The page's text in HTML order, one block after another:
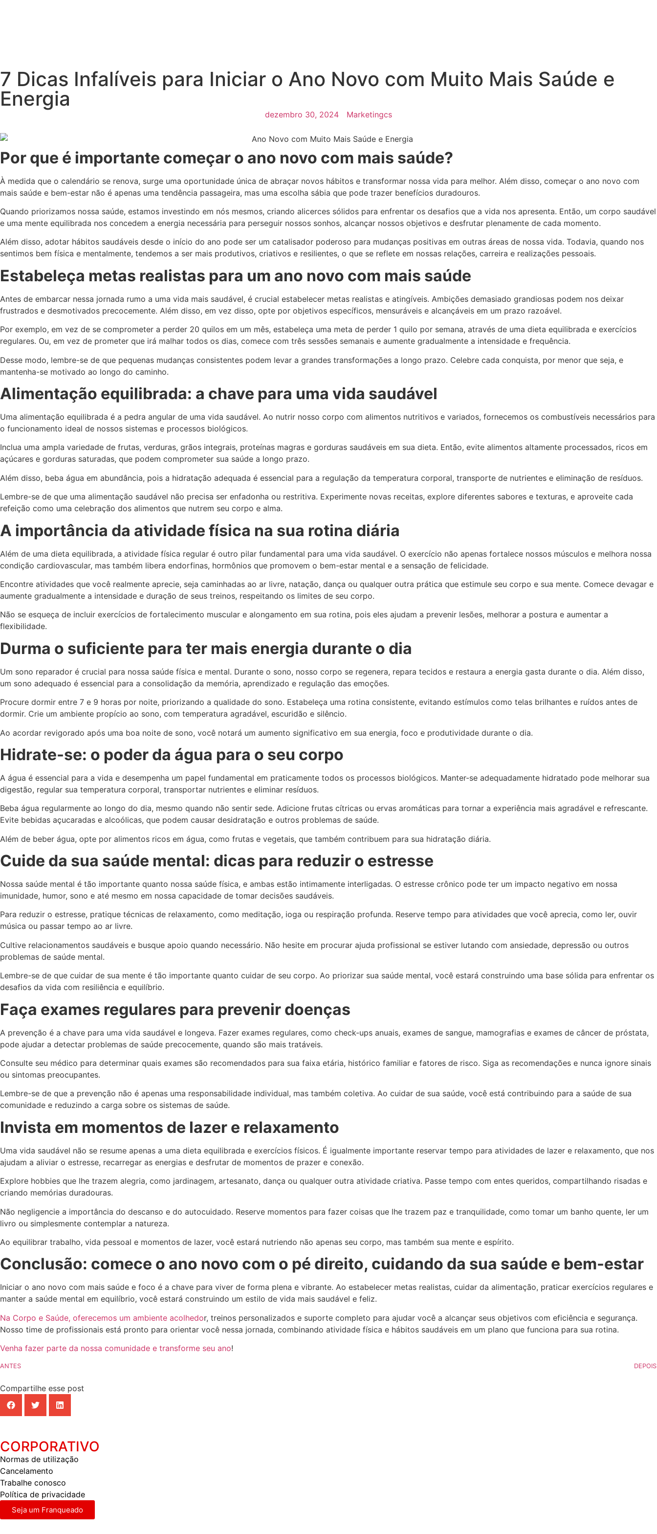
7 Dicas Infalíveis para Iniciar o Ano Novo com Muito Mais Saúde e
Energia
dezembro 30, 2024 Marketingcs
Por que é importante começar o ano novo com mais saúde?
À medida que o calendário se renova, surge uma oportunidade única de abraçar novos hábitos e transformar nossa vida para melhor. Além disso, começar o ano novo com
mais saúde e bem-estar não é apenas uma tendência passageira, mas uma escolha sábia que pode trazer benefícios duradouros.
Quando priorizamos nossa saúde, estamos investindo em nós mesmos, criando alicerces sólidos para enfrentar os desafios que a vida nos apresenta. Então, um corpo saudável
e uma mente equilibrada nos concedem a energia necessária para perseguir nossos sonhos, alcançar nossos objetivos e desfrutar plenamente de cada momento.
Além disso, adotar hábitos saudáveis desde o início do ano pode ser um catalisador poderoso para mudanças positivas em outras áreas de nossa vida. Todavia, quando nos
sentimos bem física e mentalmente, tendemos a ser mais produtivos, criativos e resilientes, o que se reflete em nossas relações, carreira e realizações pessoais.
Estabeleça metas realistas para um ano novo com mais saúde
Antes de embarcar nessa jornada rumo a uma vida mais saudável, é crucial estabelecer metas realistas e atingíveis. Ambições demasiado grandiosas podem nos deixar
frustrados e desmotivados precocemente. Além disso, em vez disso, opte por objetivos específicos, mensuráveis e alcançáveis em um prazo razoável.
Por exemplo, em vez de se comprometer a perder 20 quilos em um mês, estabeleça uma meta de perder 1 quilo por semana, através de uma dieta equilibrada e exercícios
regulares. Ou, em vez de prometer que irá malhar todos os dias, comece com três sessões semanais e aumente gradualmente a intensidade e frequência.
Desse modo, lembre-se de que pequenas mudanças consistentes podem levar a grandes transformações a longo prazo. Celebre cada conquista, por menor que seja, e
mantenha-se motivado ao longo do caminho.
Alimentação equilibrada: a chave para uma vida saudável
Uma alimentação equilibrada é a pedra angular de uma vida saudável. Ao nutrir nosso corpo com alimentos nutritivos e variados, fornecemos os combustíveis necessários para
o funcionamento ideal de nossos sistemas e processos biológicos.
Inclua uma ampla variedade de frutas, verduras, grãos integrais, proteínas magras e gorduras saudáveis em sua dieta. Então, evite alimentos altamente processados, ricos em
açúcares e gorduras saturadas, que podem comprometer sua saúde a longo prazo.
Além disso, beba água em abundância, pois a hidratação adequada é essencial para a regulação da temperatura corporal, transporte de nutrientes e eliminação de resíduos.
Lembre-se de que uma alimentação saudável não precisa ser enfadonha ou restritiva. Experimente novas receitas, explore diferentes sabores e texturas, e aproveite cada
refeição como uma celebração dos alimentos que nutrem seu corpo e alma.
A importância da atividade física na sua rotina diária
Além de uma dieta equilibrada, a atividade física regular é outro pilar fundamental para uma vida saudável. O exercício não apenas fortalece nossos músculos e melhora nossa
condição cardiovascular, mas também libera endorfinas, hormônios que promovem o bem-estar mental e a sensação de felicidade.
Encontre atividades que você realmente aprecie, seja caminhadas ao ar livre, natação, dança ou qualquer outra prática que estimule seu corpo e sua mente. Comece devagar e
aumente gradualmente a intensidade e duração de seus treinos, respeitando os limites de seu corpo.
Não se esqueça de incluir exercícios de fortalecimento muscular e alongamento em sua rotina, pois eles ajudam a prevenir lesões, melhorar a postura e aumentar a
flexibilidade.
Durma o suficiente para ter mais energia durante o dia
Um sono reparador é crucial para nossa saúde física e mental. Durante o sono, nosso corpo se regenera, repara tecidos e restaura a energia gasta durante o dia. Além disso,
um sono adequado é essencial para a consolidação da memória, aprendizado e regulação das emoções.
Procure dormir entre 7 e 9 horas por noite, priorizando a qualidade do sono. Estabeleça uma rotina consistente, evitando estímulos como telas brilhantes e ruídos antes de
dormir. Crie um ambiente propício ao sono, com temperatura agradável, escuridão e silêncio.
Ao acordar revigorado após uma boa noite de sono, você notará um aumento significativo em sua energia, foco e produtividade durante o dia.
Hidrate-se: o poder da água para o seu corpo
A água é essencial para a vida e desempenha um papel fundamental em praticamente todos os processos biológicos. Manter-se adequadamente hidratado pode melhorar sua
digestão, regular sua temperatura corporal, transportar nutrientes e eliminar resíduos.
Beba água regularmente ao longo do dia, mesmo quando não sentir sede. Adicione frutas cítricas ou ervas aromáticas para tornar a experiência mais agradável e refrescante.
Evite bebidas açucaradas e alcoólicas, que podem causar desidratação e outros problemas de saúde.
Além de beber água, opte por alimentos ricos em água, como frutas e vegetais, que também contribuem para sua hidratação diária.
Cuide da sua saúde mental: dicas para reduzir o estresse
Nossa saúde mental é tão importante quanto nossa saúde física, e ambas estão intimamente interligadas. O estresse crônico pode ter um impacto negativo em nossa
imunidade, humor, sono e até mesmo em nossa capacidade de tomar decisões saudáveis.
Para reduzir o estresse, pratique técnicas de relaxamento, como meditação, ioga ou respiração profunda. Reserve tempo para atividades que você aprecia, como ler, ouvir
música ou passar tempo ao ar livre.
Cultive relacionamentos saudáveis e busque apoio quando necessário. Não hesite em procurar ajuda profissional se estiver lutando com ansiedade, depressão ou outros
problemas de saúde mental.
Lembre-se de que cuidar de sua mente é tão importante quanto cuidar de seu corpo. Ao priorizar sua saúde mental, você estará construindo uma base sólida para enfrentar os
desafios da vida com resiliência e equilíbrio.
Faça exames regulares para prevenir doenças
A prevenção é a chave para uma vida saudável e longeva. Fazer exames regulares, como check-ups anuais, exames de sangue, mamografias e exames de câncer de próstata,
pode ajudar a detectar problemas de saúde precocemente, quando são mais tratáveis.
Consulte seu médico para determinar quais exames são recomendados para sua faixa etária, histórico familiar e fatores de risco. Siga as recomendações e nunca ignore sinais
ou sintomas preocupantes.
Lembre-se de que a prevenção não é apenas uma responsabilidade individual, mas também coletiva. Ao cuidar de sua saúde, você está contribuindo para a saúde de sua
comunidade e reduzindo a carga sobre os sistemas de saúde.
Invista em momentos de lazer e relaxamento
Uma vida saudável não se resume apenas a uma dieta equilibrada e exercícios físicos. É igualmente importante reservar tempo para atividades de lazer e relaxamento, que nos
ajudam a aliviar o estresse, recarregar as energias e desfrutar de momentos de prazer e conexão.
Explore hobbies que lhe trazem alegria, como jardinagem, artesanato, dança ou qualquer outra atividade criativa. Passe tempo com entes queridos, compartilhando risadas e
criando memórias duradouras.
Não negligencie a importância do descanso e do autocuidado. Reserve momentos para fazer coisas que lhe trazem paz e tranquilidade, como tomar um banho quente, ler um
livro ou simplesmente contemplar a natureza.
Ao equilibrar trabalho, vida pessoal e momentos de lazer, você estará nutriendo não apenas seu corpo, mas também sua mente e espírito.
Conclusão: comece o ano novo com o pé direito, cuidando da sua saúde e bem-estar
Iniciar o ano novo com mais saúde e foco é a chave para viver de forma plena e vibrante. Ao estabelecer metas realistas, cuidar da alimentação, praticar exercícios regulares e
manter a saúde mental em equilíbrio, você estará construindo um estilo de vida mais saudável e feliz.
Na Corpo e Saúde, oferecemos um ambiente acolhedor, treinos personalizados e suporte completo para ajudar você a alcançar seus objetivos com eficiência e segurança.
Nosso time de profissionais está pronto para orientar você nessa jornada, combinando atividade física e hábitos saudáveis em um plano que funciona para sua rotina.
Venha fazer parte da nossa comunidade e transforme seu ano!
ANTES DEPOIS
Compartilhe esse post
CORPORATIVO
Normas de utilização
Cancelamento
Trabalhe conosco
Política de privacidade
Seja um Franqueado